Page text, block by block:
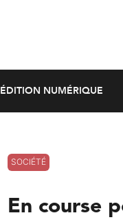
ÉDITION NUMÉRIQUE
SOCIÉTÉ
En course